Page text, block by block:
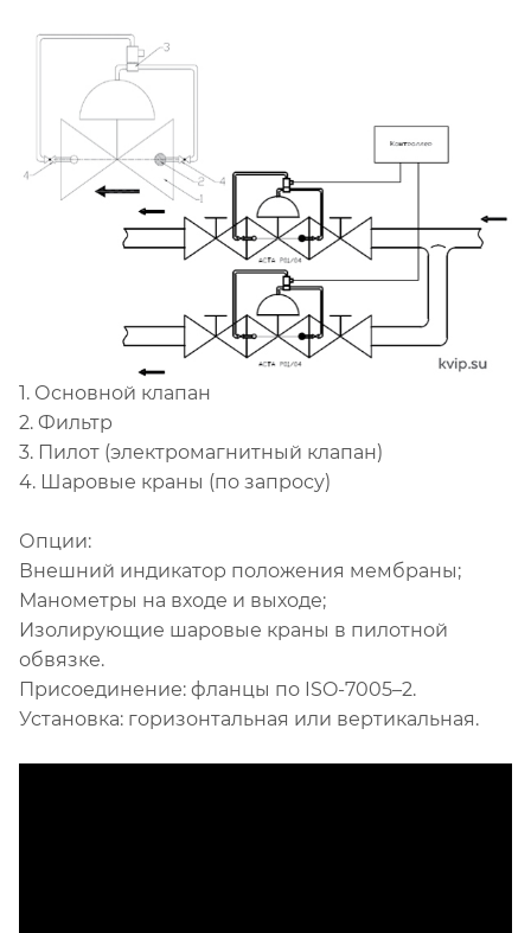
1. Основной клапан
2. Фильтр
3. Пилот (электромагнитный клапан)
4. Шаровые краны (по запросу)
Опции:
Внешний индикатор положения мембраны;
Манометры на входе и выходе;
Изолирующие шаровые краны в пилотной
обвязке.
Присоединение: фланцы по ISO-7005–2.
Установка: горизонтальная или вертикальная.